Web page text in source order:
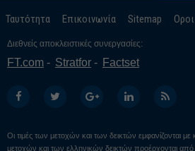
Ταυτότητα Επικοινωνία Sitemap
Διεθνείς αποκλειστικές συνεργασίες:
FT.com Stratfor Factset
Οι τιμές των μετοχών και των δεικτών εμφανίζονται
μετοχών και των ελληνικών δεικτών προέρχονται από